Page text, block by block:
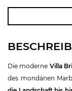
Die moderne Villa
des mondänen